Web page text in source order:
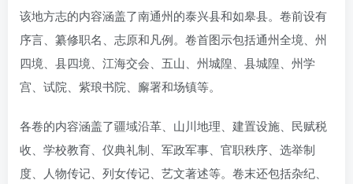
该地方志的内容涵盖了南通州的泰兴县和如皋县。卷前设有
序言、纂修职名、志原和凡例。卷首图示包括通州全境、州
四境、县四境、江海交会、五山、州城隍、县城隍、州学
宫、试院、紫琅书院、廨署和场镇等。
各卷的内容涵盖了疆域沿革、山川地理、建置设施、民赋税
收、学校教育、仪典礼制、军政军事、官职秩序、选举制
度、人物传记、列女传记、艺文著述等。卷末还包括杂纪、